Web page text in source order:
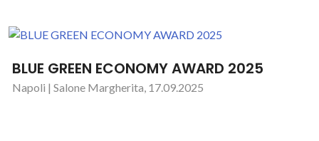
BLUE GREEN ECONOMY AWARD 2025
Napoli | Salone Margherita, 17.09.2025